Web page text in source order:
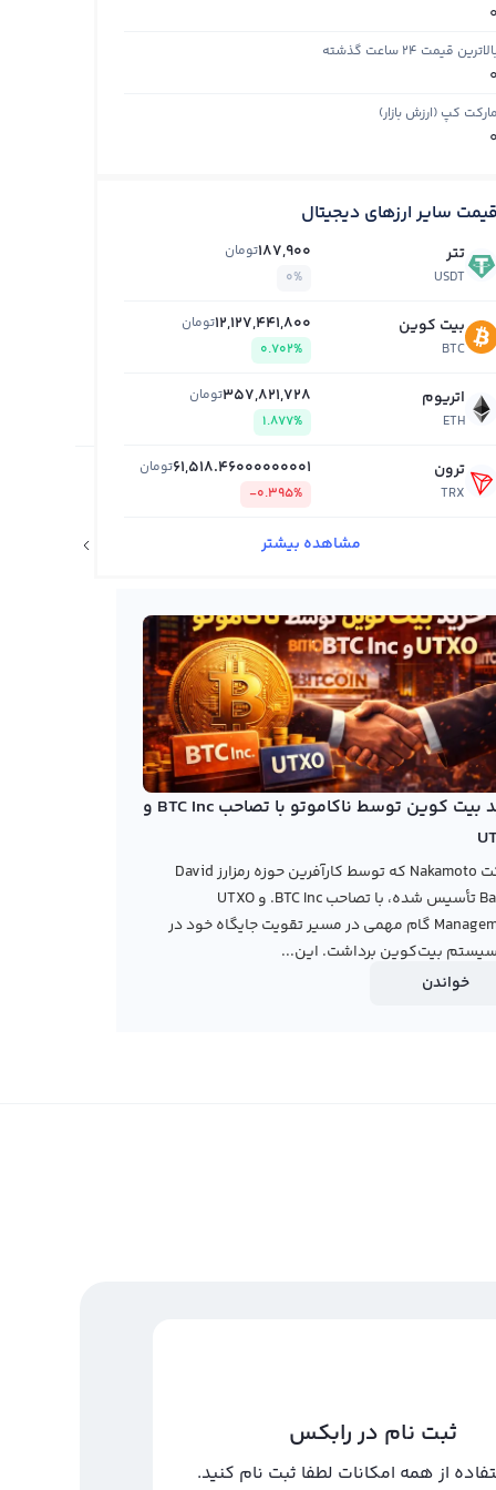
خرید بیت کوین توسط ناکاموتو با تصاحب BTC Inc و
شرکت Nakamoto که توسط کارآفرین حوزه رمزارز David
Bailey تأسیس شده، با تصاحب BTC Inc. و UTXO
Management گام مهمی در مسیر تقویت جایگاه خود در
بیت‌کوین برداشت. این...
خواندن
ثبت نام در رابکس
از همه امکانات لطفا ثبت نام کنید.
0
قیمت ۲۴ ساعت گذشته
0
مارکت کپ (ارزش بازار)
0
قیمت سایر ارزهای دیجیتال
تتر
USDT
187,900تومان
0%
بیت کوین
BTC
12,127,441,800تومان
0.702%
اتریوم
ETH
357,821,728تومان
1.877%
ترون
TRX
61,518.46000000001تومان
-0.395%
مشاهده بیشتر